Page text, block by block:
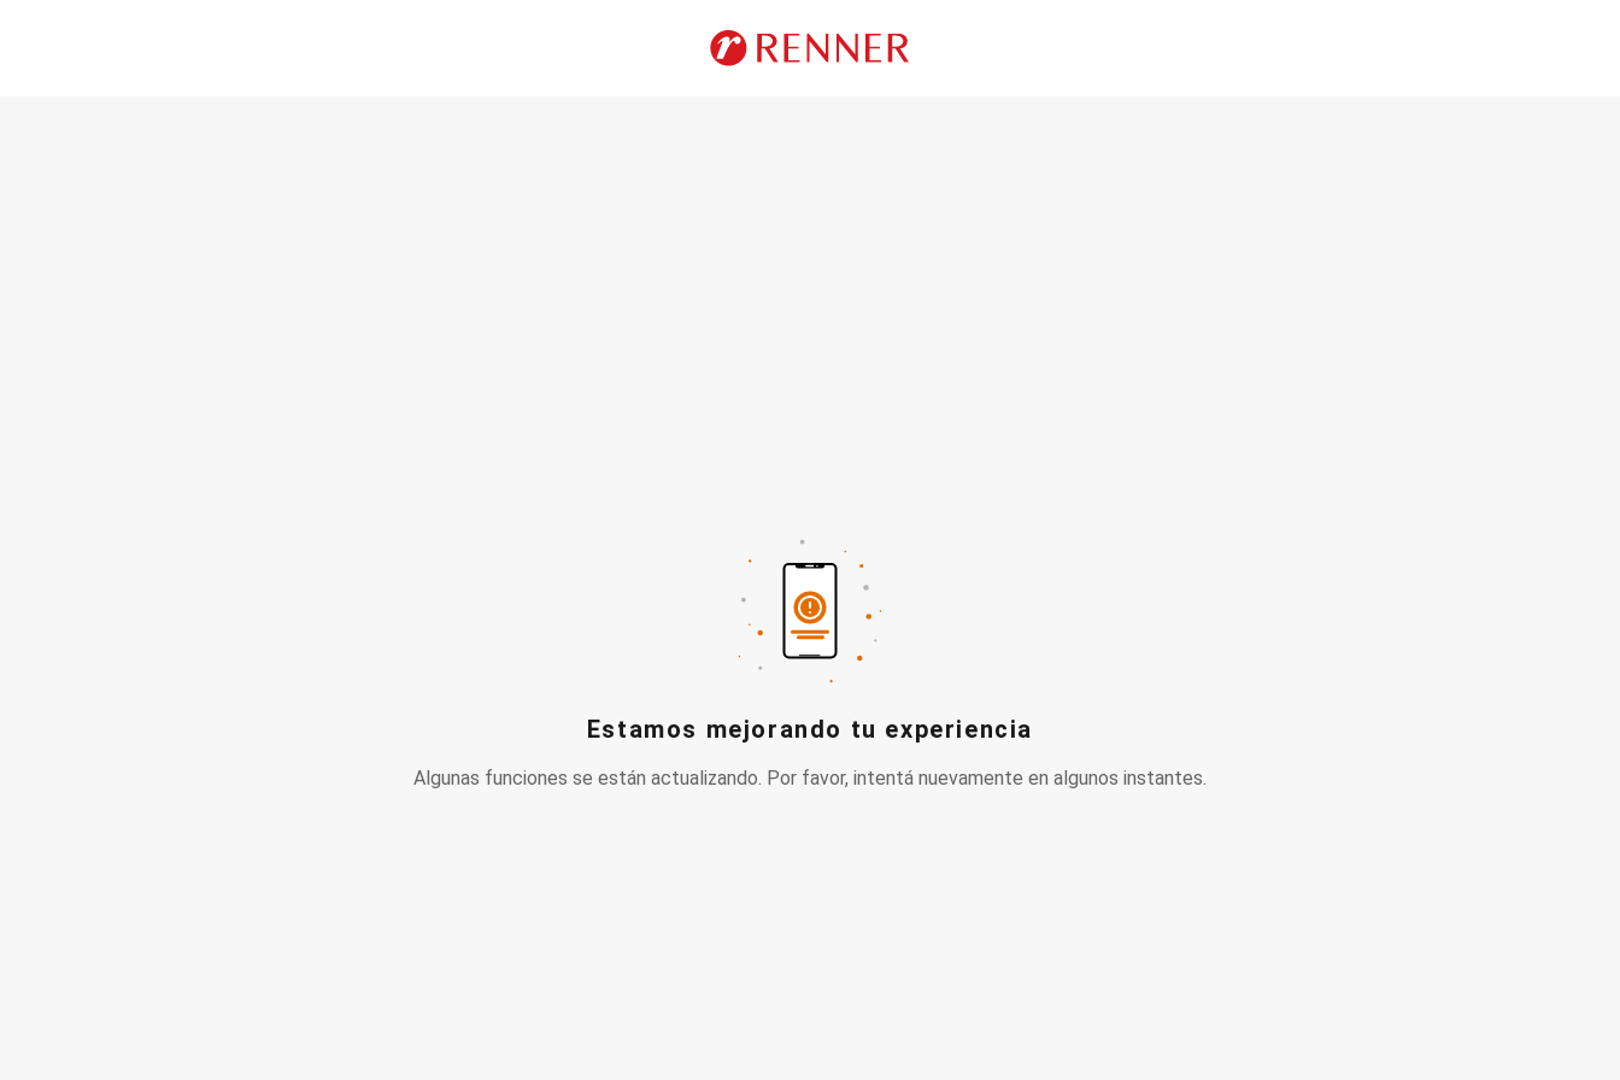
Estamos mejorando tu experiencia
Algunas funciones se están actualizando. Por favor, intentá nuevamente en algunos instantes.